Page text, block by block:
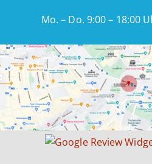
Mo. – Do. 9:00 – 18:00